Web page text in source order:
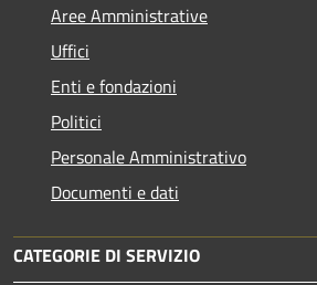
Aree Amministrative
Uffici
Enti e fondazioni
Politici
Personale Amministrativo
Documenti e dati
CATEGORIE DI SERVIZIO